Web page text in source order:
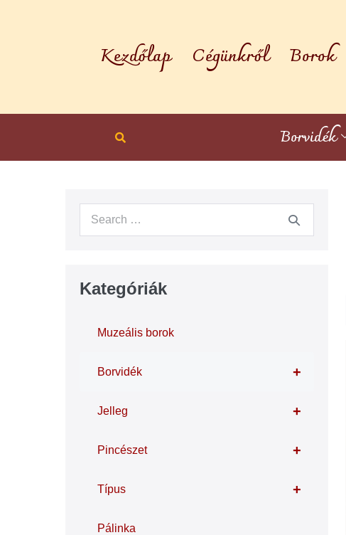
Kezdőlap Cégünkről Borok
Borvidék
Kategóriák
Muzeális borok
+
Borvidék
+
Jelleg
+
Pincészet
+
Típus
Pálinka